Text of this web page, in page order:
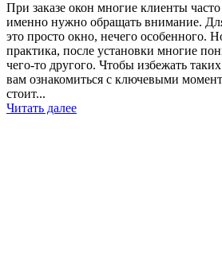
При заказе окон многие клиенты
именно нужно обращать внимание.
это просто окно, нечего особенного.
практика, после установки многие
чего-то другого. Чтобы избежать
вам ознакомиться с ключевыми
стоит...
Читать далее